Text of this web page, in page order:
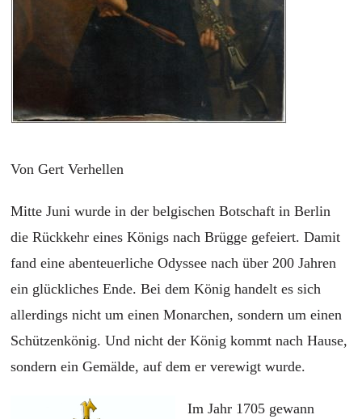
Von Gert Verhellen
Mitte Juni wurde in der belgischen Botschaft in Berlin
die Rückkehr eines Königs nach Brügge gefeiert. Damit
fand eine abenteuerliche Odyssee nach über 200 Jahren
ein glückliches Ende. Bei dem König handelt es sich
allerdings nicht um einen Monarchen, sondern um einen
Schützenkönig. Und nicht der König kommt nach Hause,
sondern ein Gemälde, auf dem er verewigt wurde.
Im Jahr 1705 gewann